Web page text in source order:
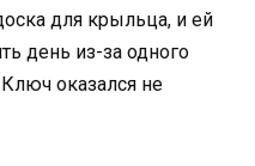
для крыльца, и ей
день из-за одного
оказался не